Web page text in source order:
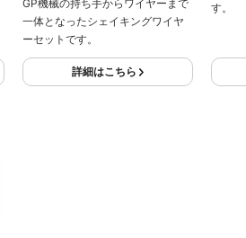
GP機械の持ち手からワイヤーまで
一体となったシェイキングワイヤ
ーセットです。
詳細はこちら
す。